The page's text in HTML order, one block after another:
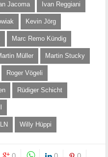
Jacoma Ivan Reggiani
Kevin Jörg
Marc Remo Kündig
Müller Martin Stucky
Roger Vögeli
Rüdiger Schicht
Willy Hüppi